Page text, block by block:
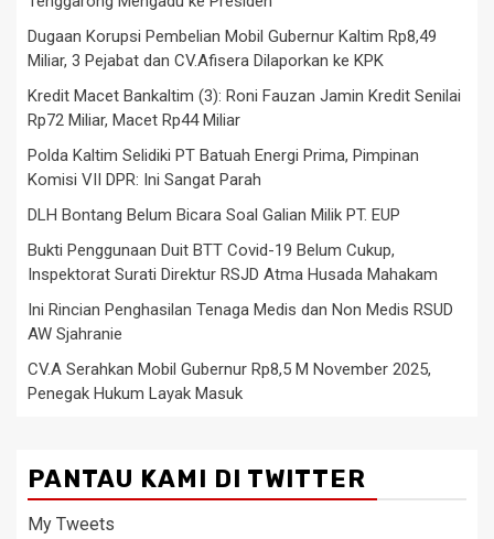
Dugaan Korupsi Pembelian Mobil Gubernur Kaltim Rp8,49
Miliar, 3 Pejabat dan CV.Afisera Dilaporkan ke KPK
Kredit Macet Bankaltim (3): Roni Fauzan Jamin Kredit Senilai
Rp72 Miliar, Macet Rp44 Miliar
Polda Kaltim Selidiki PT Batuah Energi Prima, Pimpinan
Komisi VII DPR: Ini Sangat Parah
DLH Bontang Belum Bicara Soal Galian Milik PT. EUP
Bukti Penggunaan Duit BTT Covid-19 Belum Cukup,
Inspektorat Surati Direktur RSJD Atma Husada Mahakam
Ini Rincian Penghasilan Tenaga Medis dan Non Medis RSUD
AW Sjahranie
CV.A Serahkan Mobil Gubernur Rp8,5 M November 2025,
Penegak Hukum Layak Masuk
PANTAU KAMI DI TWITTER
My Tweets